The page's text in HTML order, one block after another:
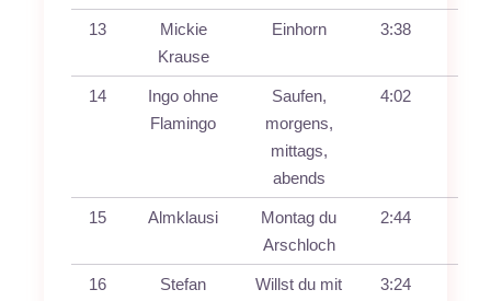
13
Mickie
Krause
Einhorn 3:38
14
Ingo ohne
Flamingo
Saufen,
morgens,
mittags,
abends
4:02
15 Almklausi
Montag du
Arschloch
2:44
16 Stefan Willst du mit 3:24